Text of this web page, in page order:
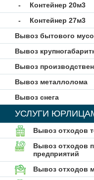
Контейнер 20м3
Контейнер 27м3
Вывоз бытового
Вывоз
Вывоз
Вывоз металлолома
Вывоз снега
УСЛУГИ
Вывоз отходов
Вывоз отходов
предприятий
Вывоз отходов